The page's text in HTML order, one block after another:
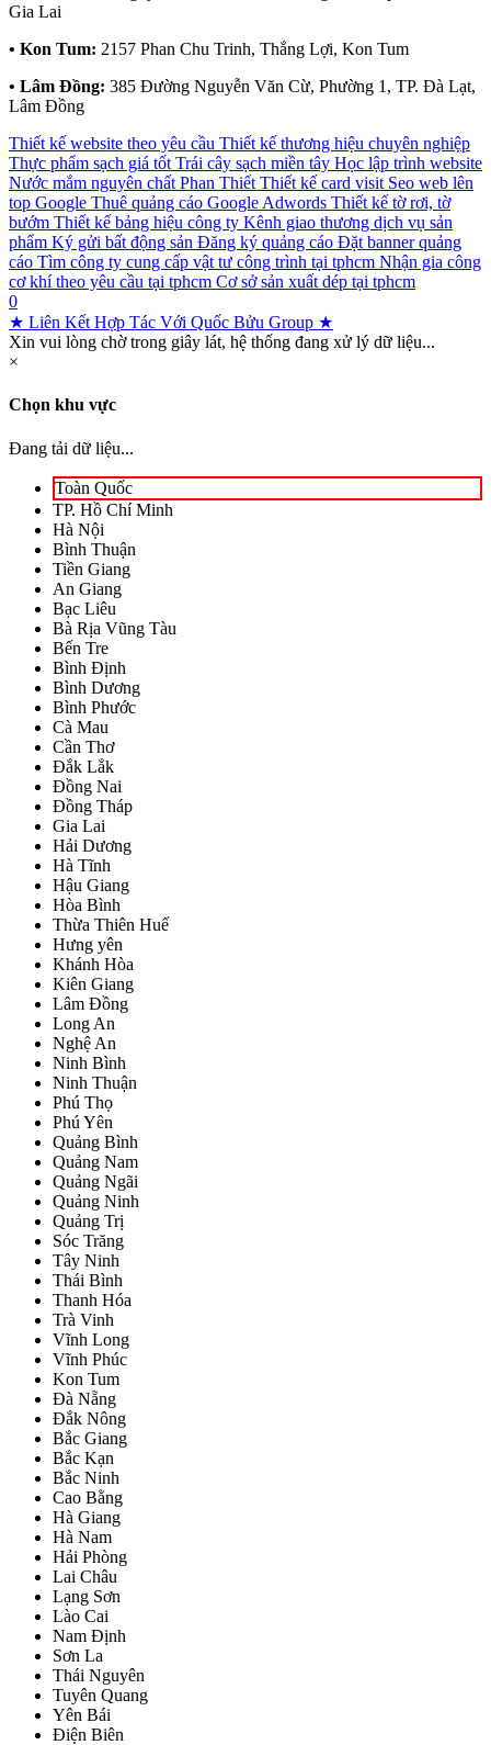
Gia Lai
• Kon Tum: 2157 Phan Chu Trinh, Thắng Lợi, Kon Tum
• Lâm Đồng: 385 Đường Nguyễn Văn Cừ, Phường 1, TP. Đà Lạt,
Lâm Đồng
Thiết kế website theo yêu cầu Thiết kế thương hiệu chuyên nghiệp
Thực phẩm sạch giá tốt Trái cây sạch miền tây Học lập trình website
Nước mắm nguyên chất Phan Thiết Thiết kế card visit Seo web lên
top Google Thuê quảng cáo Google Adwords Thiết kế tờ rơi, tờ
bướm Thiết kế bảng hiệu công ty Kênh giao thương dịch vụ sản
phẩm Ký gửi bất động sản Đăng ký quảng cáo Đặt banner quảng
cáo Tìm công ty cung cấp vật tư công trình tại tphcm Nhận gia công
cơ khí theo yêu cầu tại tphcm Cơ sở sản xuất dép tại tphcm
0
★ Liên Kết Hợp Tác Với Quốc Bửu Group ★
Xin vui lòng chờ trong giây lát, hệ thống đang xử lý dữ liệu...
×
Chọn khu vực
Đang tải dữ liệu...
Toàn Quốc
TP. Hồ Chí Minh
Hà Nội
Bình Thuận
Tiền Giang
An Giang
Bạc Liêu
Bà Rịa Vũng Tàu
Bến Tre
Bình Định
Bình Dương
Bình Phước
Cà Mau
Cần Thơ
Đắk Lắk
Đồng Nai
Đồng Tháp
Gia Lai
Hải Dương
Hà Tĩnh
Hậu Giang
Hòa Bình
Thừa Thiên Huế
Hưng yên
Khánh Hòa
Kiên Giang
Lâm Đồng
Long An
Nghệ An
Ninh Bình
Ninh Thuận
Phú Thọ
Phú Yên
Quảng Bình
Quảng Nam
Quảng Ngãi
Quảng Ninh
Quảng Trị
Sóc Trăng
Tây Ninh
Thái Bình
Thanh Hóa
Trà Vinh
Vĩnh Long
Vĩnh Phúc
Kon Tum
Đà Nẵng
Đắk Nông
Bắc Giang
Bắc Kạn
Bắc Ninh
Cao Bằng
Hà Giang
Hà Nam
Hải Phòng
Lai Châu
Lạng Sơn
Lào Cai
Nam Định
Sơn La
Thái Nguyên
Tuyên Quang
Yên Bái
Điện Biên